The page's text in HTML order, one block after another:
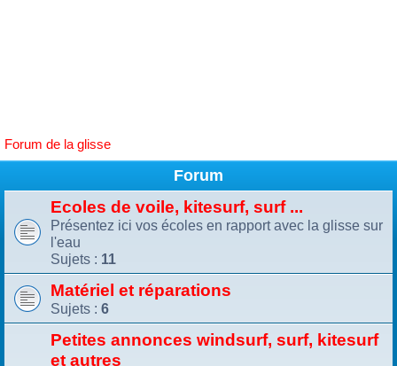
Forum de la glisse
Forum
Ecoles de voile, kitesurf, surf ...
Présentez ici vos écoles en rapport avec la glisse sur
l'eau
Sujets : 11
Matériel et réparations
Sujets : 6
Petites annonces windsurf, surf, kitesurf
et autres